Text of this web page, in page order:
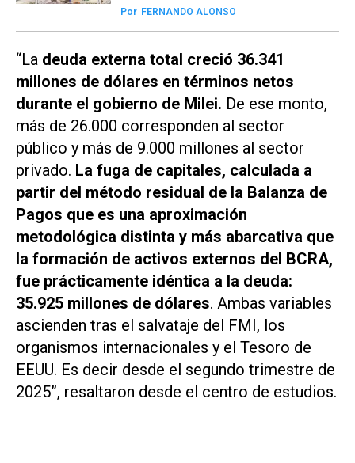
Por FERNANDO ALONSO
“La deuda externa total creció 36.341
millones de dólares en términos netos
durante el gobierno de Milei. De ese monto,
más de 26.000 corresponden al sector
público y más de 9.000 millones al sector
privado. La fuga de capitales, calculada a
partir del método residual de la Balanza de
Pagos que es una aproximación
metodológica distinta y más abarcativa que
la formación de activos externos del BCRA,
fue prácticamente idéntica a la deuda:
35.925 millones de dólares. Ambas variables
ascienden tras el salvataje del FMI, los
organismos internacionales y el Tesoro de
EEUU. Es decir desde el segundo trimestre de
2025”, resaltaron desde el centro de estudios.